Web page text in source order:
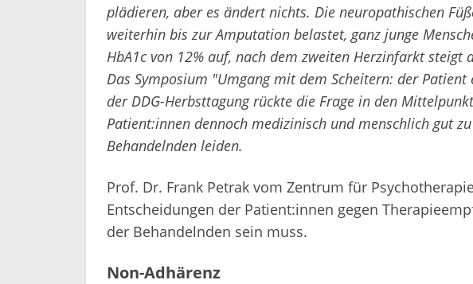
plädieren, aber es ändert nichts. Die neuropathischen
weiterhin bis zur Amputation belastet, ganz junge
HbA1c von 12% auf, nach dem zweiten Herzinfarkt steigt
Das Symposium "Umgang mit dem Scheitern: der
der DDG-Herbsttagung rückte die Frage in den
Patient:innen dennoch medizinisch und menschlich gut
Behandelnden leiden.
Prof. Dr. Frank Petrak vom Zentrum für
Entscheidungen der Patient:innen gegen
der Behandelnden sein muss.
Non-Adhärenz